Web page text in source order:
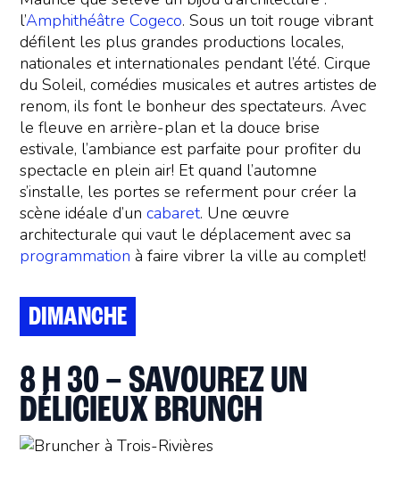
l’Amphithéâtre Cogeco. Sous un toit rouge vibrant
défilent les plus grandes productions locales,
nationales et internationales pendant l’été. Cirque
du Soleil, comédies musicales et autres artistes de
renom, ils font le bonheur des spectateurs. Avec
le fleuve en arrière-plan et la douce brise
estivale, l’ambiance est parfaite pour profiter du
spectacle en plein air! Et quand l’automne
s’installe, les portes se referment pour créer la
scène idéale d’uncabaret. Une œuvre
architecturale qui vaut le déplacement avec sa
programmation à faire vibrer la ville au complet!
DIMANCHE
8 H 30 – SAVOUREZ UN
DÉLICIEUX BRUNCH